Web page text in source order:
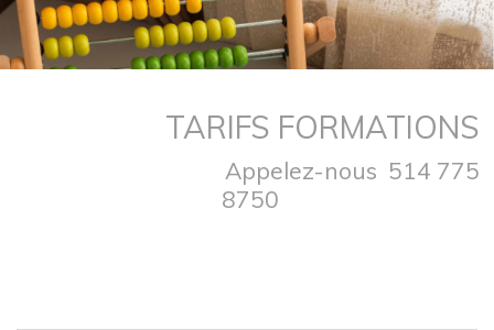
TARIFS FORMATIONS
Appelez-nous 514 775
8750